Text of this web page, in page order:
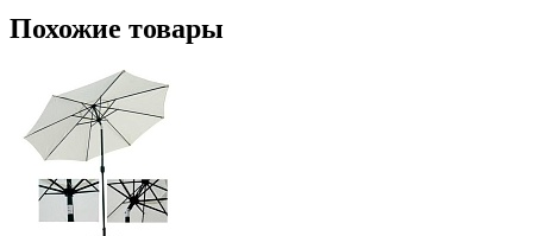
Похожие товары